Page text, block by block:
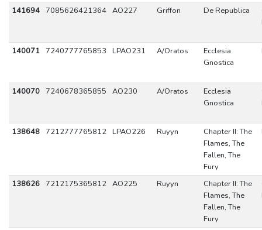
141694 7085626421364 AO227 Griffon De Republica
140071 7240777765853 LPAO231 A/Oratos
Ecclesia
Gnostica
140070 7240678365855 AO230 A/Oratos
Ecclesia
Gnostica
138648 7212777765812 LPAO226 Ruyyn
Chapter II: The
Flames, The
Fallen, The
Fury
138626 7212175365812 AO225 Ruyyn
Chapter II: The
Flames, The
Fallen, The
Fury